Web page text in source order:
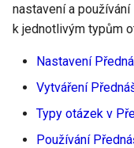
Přetahování do textu
Přetahování do
Přetahování ukazatelů
umístění
nastavení a
k jednotlivým typům
Nastavení
Vytváření
Typy otázek v
Používání